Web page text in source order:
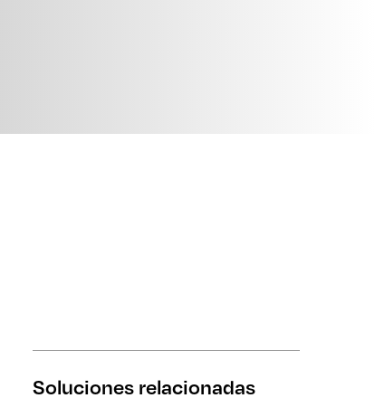
Soluciones relacionadas